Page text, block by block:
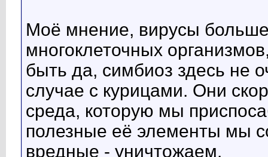
Моё мнение, вирусы
многоклеточных
быть да, симбиоз здесь не
случае с курицами. Они
среда, которую мы
полезные её элементы мы
вредные - уничтожаем.